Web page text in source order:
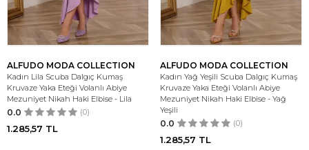
ALFUDO MODA COLLECTION
Kadın Lila Scuba Dalgıç Kumaş
Kruvaze Yaka Eteği Volanlı Abiye
Mezuniyet Nikah Haki Elbise - Lila
0.0 (0)
1.285,57 TL
ALFUDO MODA COLLECTION
Kadın Yağ Yeşili Scuba Dalgıç Kumaş
Kruvaze Yaka Eteği Volanlı Abiye
Mezuniyet Nikah Haki Elbise - Yağ
Yeşili
0.0 (0)
1.285,57 TL